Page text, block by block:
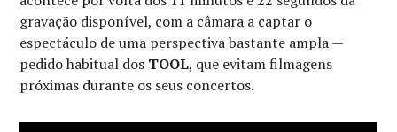
gravação disponível, com a câmara a captar o
espectáculo de uma perspectiva bastante ampla —
pedido habitual dos TOOL, que evitam filmagens
próximas durante os seus concertos.